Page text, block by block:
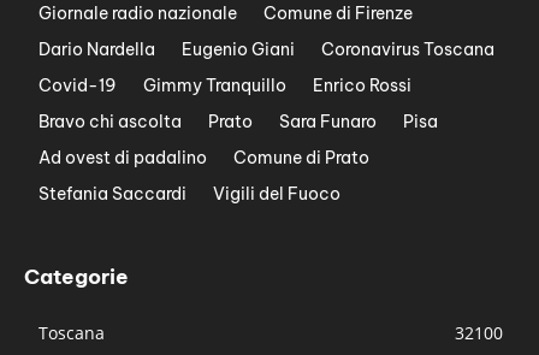
Giornale radio nazionale
Comune di Firenze
Dario Nardella
Eugenio Giani
Coronavirus Toscana
Covid-19
Gimmy Tranquillo
Enrico Rossi
Bravo chi ascolta
Prato Sara Funaro
Pisa
Ad ovest di padalino
Comune di Prato
Stefania Saccardi
Vigili del Fuoco
Categorie
Toscana
32100